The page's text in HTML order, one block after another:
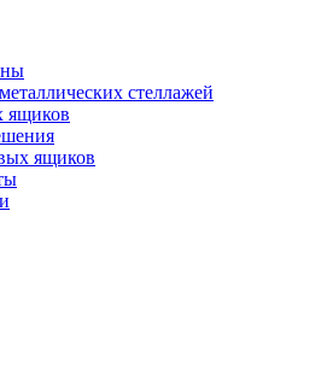
стеллажей
ящиков
ящиков